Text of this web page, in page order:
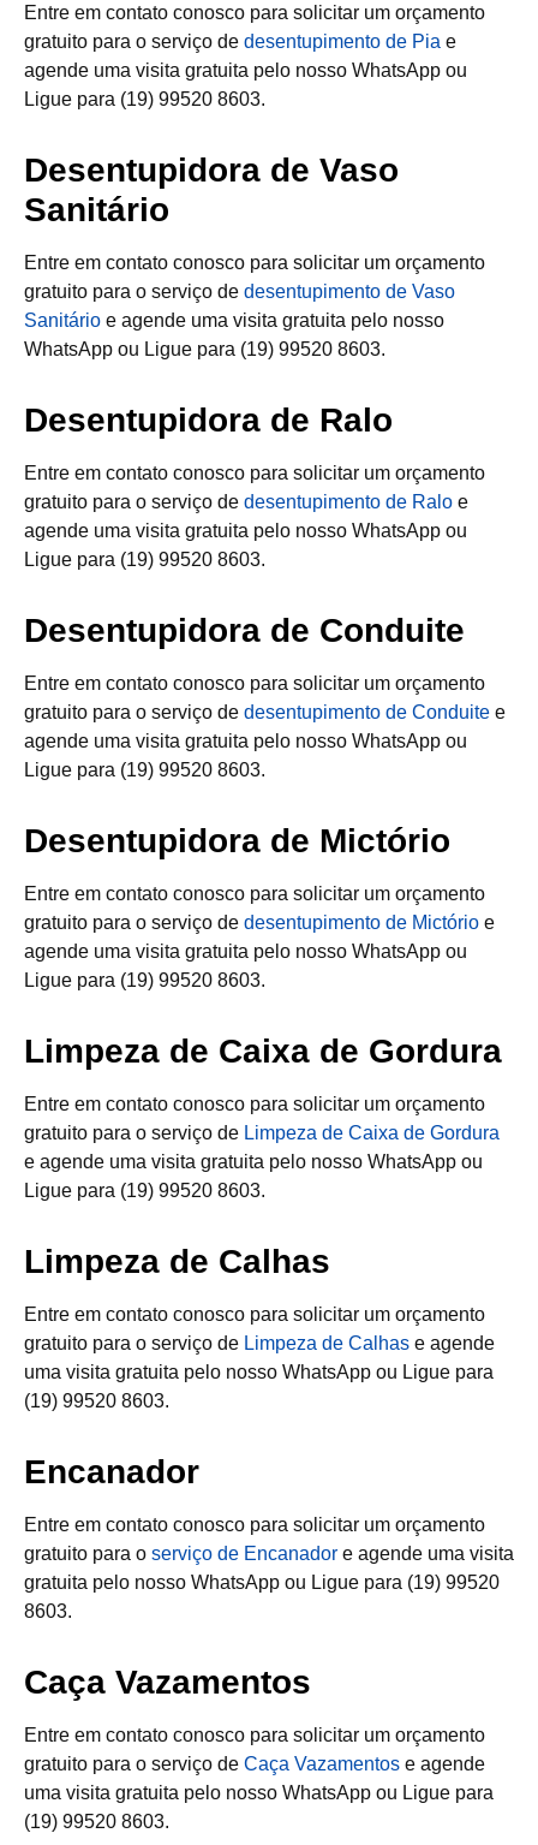
Entre em contato conosco para solicitar um orçamento
gratuito para o serviço de desentupimento de Pia e
agende uma visita gratuita pelo nosso WhatsApp ou
Ligue para (19) 99520 8603.
Desentupidora de Vaso
Sanitário
Entre em contato conosco para solicitar um orçamento
gratuito para o serviço de desentupimento de Vaso
Sanitário e agende uma visita gratuita pelo nosso
WhatsApp ou Ligue para (19) 99520 8603.
Desentupidora de Ralo
Entre em contato conosco para solicitar um orçamento
gratuito para o serviço de desentupimento de Ralo e
agende uma visita gratuita pelo nosso WhatsApp ou
Ligue para (19) 99520 8603.
Desentupidora de Conduite
Entre em contato conosco para solicitar um orçamento
gratuito para o serviço de desentupimento de Conduite e
agende uma visita gratuita pelo nosso WhatsApp ou
Ligue para (19) 99520 8603.
Desentupidora de Mictório
Entre em contato conosco para solicitar um orçamento
gratuito para o serviço de desentupimento de Mictório e
agende uma visita gratuita pelo nosso WhatsApp ou
Ligue para (19) 99520 8603.
Limpeza de Caixa de Gordura
Entre em contato conosco para solicitar um orçamento
gratuito para o serviço de Limpeza de Caixa de Gordura
e agende uma visita gratuita pelo nosso WhatsApp ou
Ligue para (19) 99520 8603.
Limpeza de Calhas
Entre em contato conosco para solicitar um orçamento
gratuito para o serviço de Limpeza de Calhas e agende
uma visita gratuita pelo nosso WhatsApp ou Ligue para
(19) 99520 8603.
Encanador
Entre em contato conosco para solicitar um orçamento
gratuito para o serviço de Encanador e agende uma visita
gratuita pelo nosso WhatsApp ou Ligue para (19) 99520
8603.
Caça Vazamentos
Entre em contato conosco para solicitar um orçamento
gratuito para o serviço de Caça Vazamentos e agende
uma visita gratuita pelo nosso WhatsApp ou Ligue para
(19) 99520 8603.